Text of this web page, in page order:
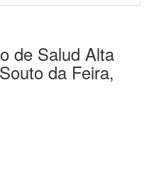
de Salud Alta
da Feira,